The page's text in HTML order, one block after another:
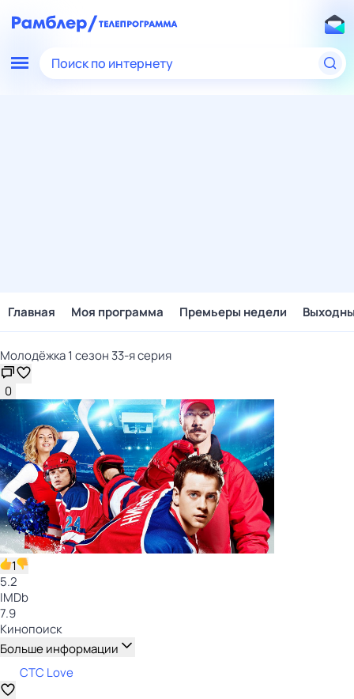
Поиск по интернету
Главная Моя программа Премьеры недели
Молодёжка 1 сезон 33-я серия
0
1
5.2
IMDb
7.9
Кинопоиск
Больше информации
СТС Love